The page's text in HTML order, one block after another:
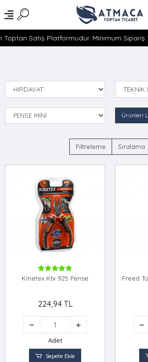
Satış Platformudur. Minimum Sipariş
Ürünleri
Filtreleme Sıralama
Kinetex Ktx 925 Pense
224,94 TL
Adet
Sepete Ekle
Freed